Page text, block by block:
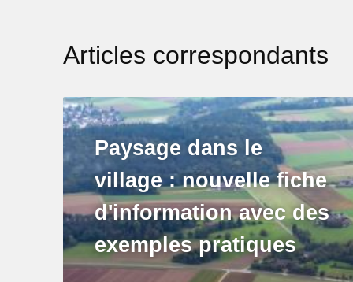
Articles correspondants
Paysage dans le
village : nouvelle fiche
d'information avec des
exemples pratiques